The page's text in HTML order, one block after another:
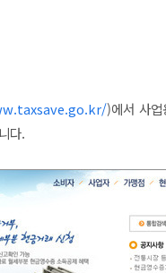
)에서 사
다.